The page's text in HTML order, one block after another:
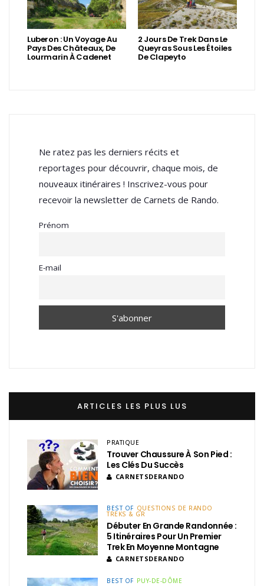
Luberon : Un Voyage Au
Pays Des Châteaux, De
Lourmarin À Cadenet
2 Jours De Trek Dans Le
Queyras Sous Les Étoiles
De Clapeyto
Ne ratez pas les derniers récits et
reportages pour découvrir, chaque mois, de
nouveaux itinéraires ! Inscrivez-vous pour
recevoir la newsletter de Carnets de Rando.
Prénom
E-mail
ARTICLES LES PLUS LUS
PRATIQUE
Trouver Chaussure À Son Pied :
Les Clés Du Succès
CARNETSDERANDO
BEST OF QUESTIONS DE RANDO
TREKS & GR
Débuter En Grande Randonnée :
5 Itinéraires Pour Un Premier
Trek En Moyenne Montagne
CARNETSDERANDO
BEST OF PUY-DE-DÔME